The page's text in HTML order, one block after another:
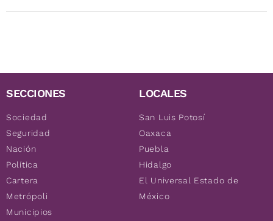
SECCIONES
Sociedad
Seguridad
Nación
Política
Cartera
Metrópoli
Municipios
LOCALES
San Luis Potosí
Oaxaca
Puebla
Hidalgo
El Universal Estado de
México